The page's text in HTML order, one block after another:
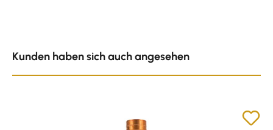
Kunden haben sich auch angesehen